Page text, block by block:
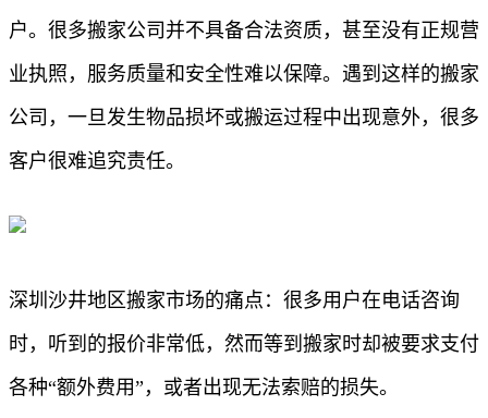
户。很多搬家公司并不具备合法资质，甚至没有正规营
业执照，服务质量和安全性难以保障。遇到这样的搬家
公司，一旦发生物品损坏或搬运过程中出现意外，很多
客户很难追究责任。
深圳沙井地区搬家市场的痛点：很多用户在电话咨询
时，听到的报价非常低，然而等到搬家时却被要求支付
各种“额外费用”，或者出现无法索赔的损失。